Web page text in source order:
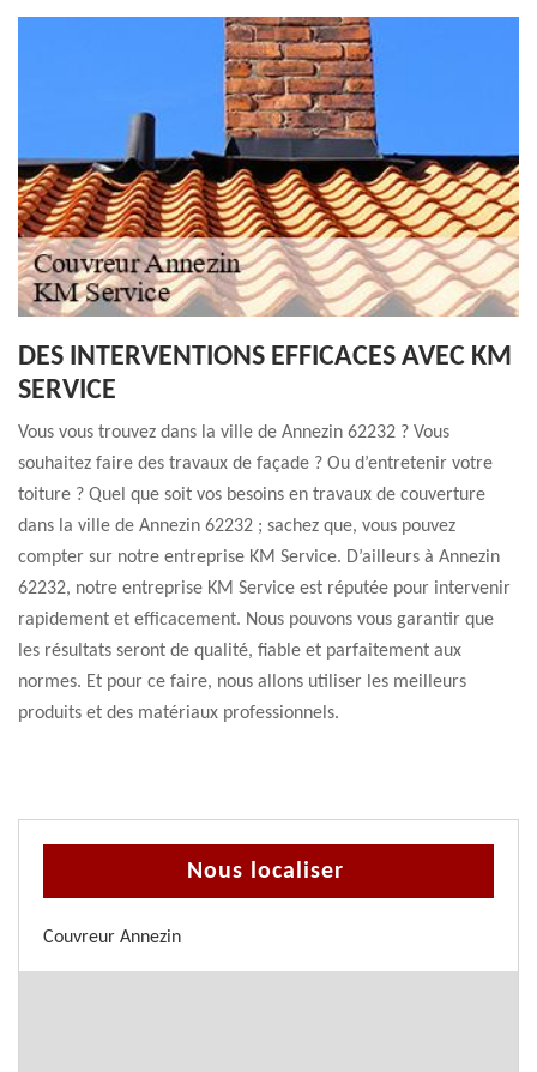
DES INTERVENTIONS EFFICACES AVEC KM
SERVICE
Vous vous trouvez dans la ville de Annezin 62232 ? Vous
souhaitez faire des travaux de façade ? Ou d’entretenir votre
toiture ? Quel que soit vos besoins en travaux de couverture
dans la ville de Annezin 62232 ; sachez que, vous pouvez
compter sur notre entreprise KM Service. D’ailleurs à Annezin
62232, notre entreprise KM Service est réputée pour intervenir
rapidement et efficacement. Nous pouvons vous garantir que
les résultats seront de qualité, fiable et parfaitement aux
normes. Et pour ce faire, nous allons utiliser les meilleurs
produits et des matériaux professionnels.
Nous localiser
Couvreur Annezin